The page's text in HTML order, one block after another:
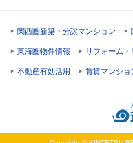
住宅ローンの種類
返済計画
決済と引渡し 2
関西圏新築・分譲マンション
東海圏物件情報 リフォーム
不動産有効活用 賃貸マンショ